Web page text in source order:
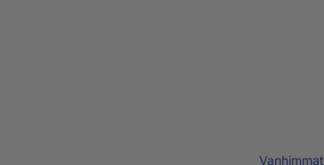
Vanhimmat